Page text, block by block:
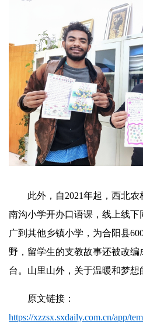
此外，自2021年起，西北
南沟小学开办口语课，线上线
广到其他乡镇小学，为合阳县
野，留学生的支教故事还被改
台。山里山外，关于温暖和梦想
原文链接：
https://xzzsx.sxdaily.com.cn/app/